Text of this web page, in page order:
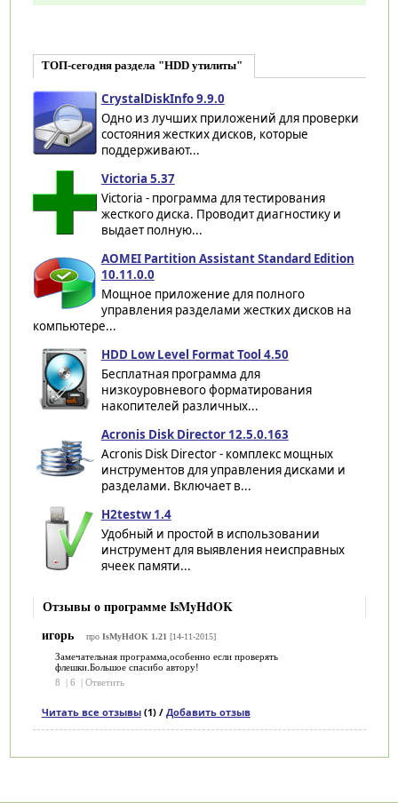
ТОП-сегодня раздела "HDD утилиты"
CrystalDiskInfo 9.9.0
Одно из лучших приложений для проверки
состояния жестких дисков, которые
поддерживают...
Victoria 5.37
Victoria - программа для тестирования
жесткого диска. Проводит диагностику и
выдает полную...
AOMEI Partition Assistant Standard Edition
10.11.0.0
Мощное приложение для полного
управления разделами жестких дисков на
компьютере...
HDD Low Level Format Tool 4.50
Бесплатная программа для
низкоуровневого форматирования
накопителей различных...
Acronis Disk Director 12.5.0.163
Acronis Disk Director - комплекс мощных
инструментов для управления дисками и
разделами. Включает в...
H2testw 1.4
Удобный и простой в использовании
инструмент для выявления неисправных
ячеек памяти...
Отзывы о программе IsMyHdOK
игорь
про IsMyHdOK 1.21 [14-11-2015]
Замечательная программа,особенно если проверять
флешки.Большое спасибо автору!
8
6 Ответить
Читать все отзывы(1) / Добавить отзыв